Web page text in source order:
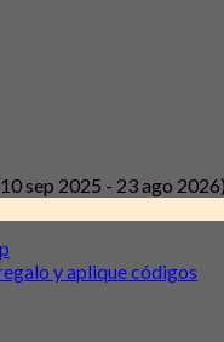
sep 2025 - 23 ago
y aplique códigos